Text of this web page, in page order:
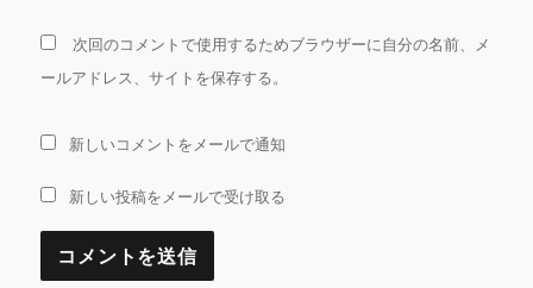
次回のコメントで使用するためブラウザーに自分の名前、メ
ールアドレス、サイトを保存する。
新しいコメントをメールで通知
新しい投稿をメールで受け取る